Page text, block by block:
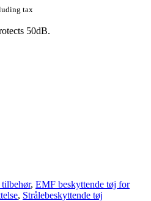
tax
50dB.
, EMF beskyttende tøj for
, Strålebeskyttende tøj